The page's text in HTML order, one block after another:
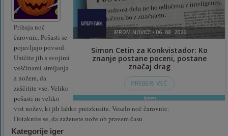
Prihaja noč
čarovnic. Pošasti se
pojavljajo povsod.
Uničite jih s svojimi
veščinami streljanja
z nožem, da
zaščitite vse. Veliko
pošasti in veliko
vrst nožev, ki jih lahko preizkusite. Veselo noč čarovnic.
Dotaknite se, da zaženete nože ob pravem času
Kategorije iger